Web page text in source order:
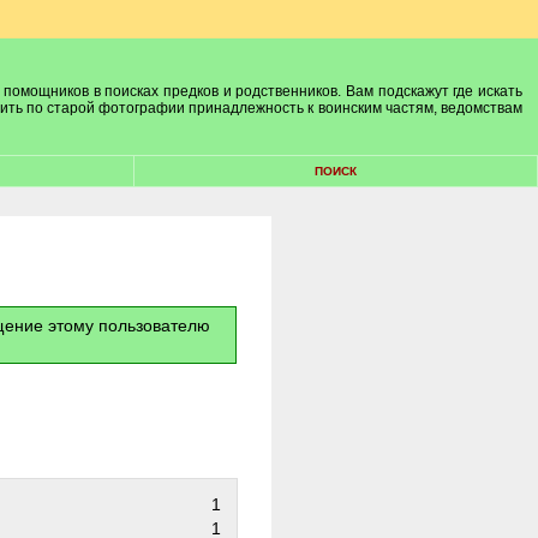
в поисках предков и родственников. Вам подскажут где искать
по старой фотографии принадлежность к воинским частям, ведомствам
ПОИСК
этому пользователю
1
1